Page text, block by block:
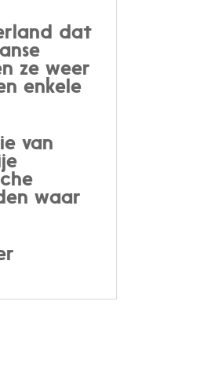
dat
ze weer
enkele
van
waar